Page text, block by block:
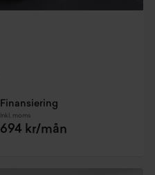
Finansiering
Inkl. moms
694 kr/mån